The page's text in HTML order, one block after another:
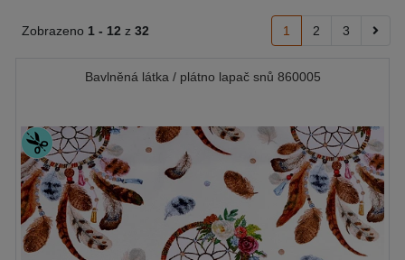
Zobrazeno 1 - 12 z 32 1 2 3
Bavlněná látka / plátno lapač snů 860005